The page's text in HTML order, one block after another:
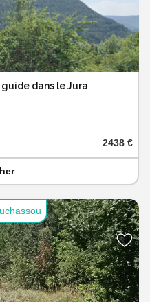
guide dans le Jura
2438 €